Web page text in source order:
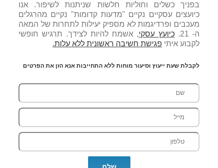
בפניך כשלים וחוליות חלשות שניתנות לשיפור. אנו
כיועצים עסקיים נקיים "מדעות קדומות" נקיים מהרגלים
מעכבים ופרדיגמות לא מספיק יעילות לתחרות של המאה
ה- 21.
כיועץ עסקי, אשמח להיות לצידך. תרגיש חופשי
לקבוע איתי פגישת חשיבה ראשונית ללא עלות.
לקבלת שעת ייעוץ וסיעור מוחות ללא התחייבות אנא הזן את הפרטים